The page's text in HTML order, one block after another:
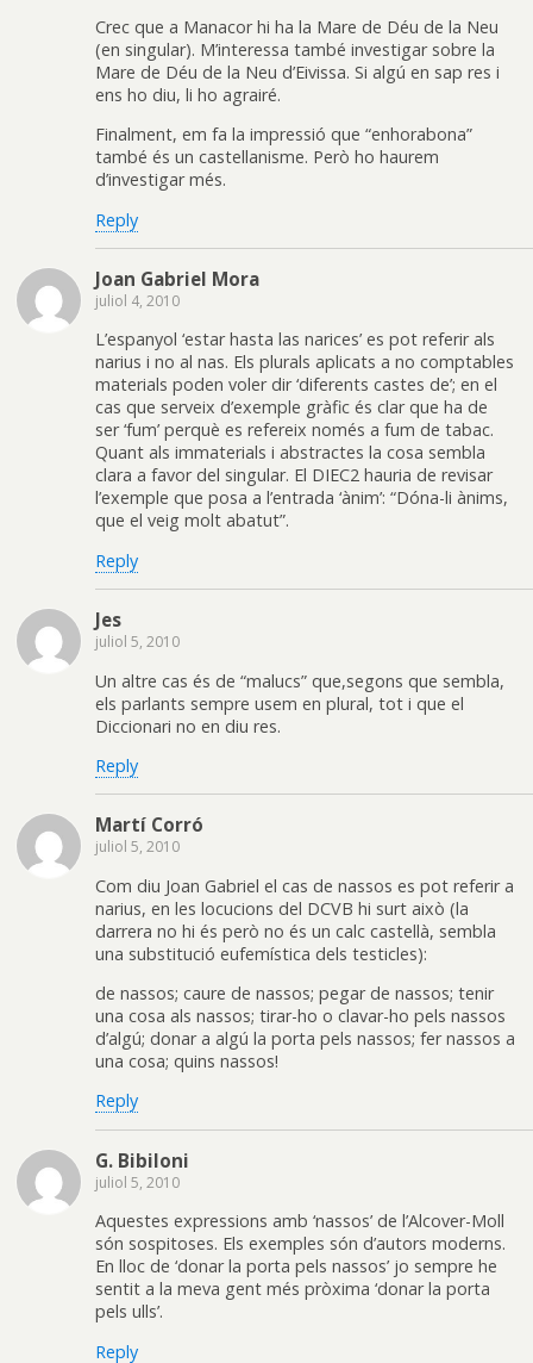
Crec que a Manacor hi ha la Mare de Déu de la Neu
(en singular). M’interessa també investigar sobre la
Mare de Déu de la Neu d’Eivissa. Si algú en sap res i
ens ho diu, li ho agrairé.
Finalment, em fa la impressió que “enhorabona”
també és un castellanisme. Però ho haurem
d’investigar més.
Reply
Joan Gabriel Mora
juliol 4, 2010
L’espanyol ‘estar hasta las narices’ es pot referir als
narius i no al nas. Els plurals aplicats a no comptables
materials poden voler dir ‘diferents castes de’; en el
cas que serveix d’exemple gràfic és clar que ha de
ser ‘fum’ perquè es refereix només a fum de tabac.
Quant als immaterials i abstractes la cosa sembla
clara a favor del singular. El DIEC2 hauria de revisar
l’exemple que posa a l’entrada ‘ànim’: “Dóna-li ànims,
que el veig molt abatut”.
Reply
Jes
juliol 5, 2010
Un altre cas és de “malucs” que,segons que sembla,
els parlants sempre usem en plural, tot i que el
Diccionari no en diu res.
Reply
Martí Corró
juliol 5, 2010
Com diu Joan Gabriel el cas de nassos es pot referir a
narius, en les locucions del DCVB hi surt això (la
darrera no hi és però no és un calc castellà, sembla
una substitució eufemística dels testicles):
de nassos; caure de nassos; pegar de nassos; tenir
una cosa als nassos; tirar-ho o clavar-ho pels nassos
d’algú; donar a algú la porta pels nassos; fer nassos a
una cosa; quins nassos!
Reply
G. Bibiloni
juliol 5, 2010
Aquestes expressions amb ‘nassos’ de l’Alcover-Moll
són sospitoses. Els exemples són d’autors moderns.
En lloc de ‘donar la porta pels nassos’ jo sempre he
sentit a la meva gent més pròxima ‘donar la porta
pels ulls’.
Reply